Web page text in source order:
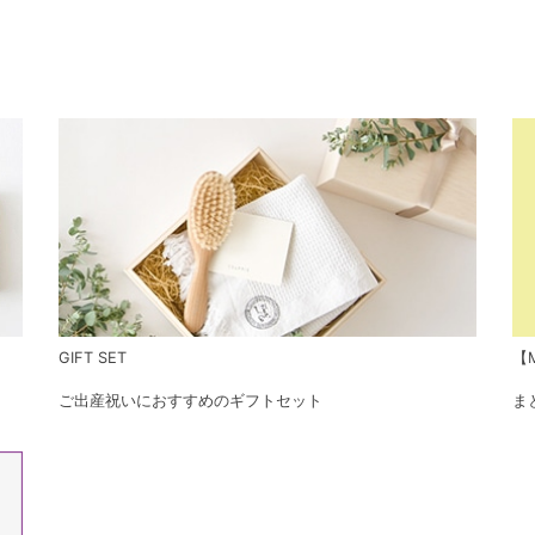
GIFT SET
ご出産祝いにおすすめのギフトセット ま